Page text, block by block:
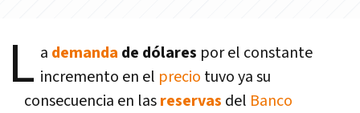
L a demanda de dólares por el constante
incremento en el precio tuvo ya su
consecuencia en lasreservas del Banco